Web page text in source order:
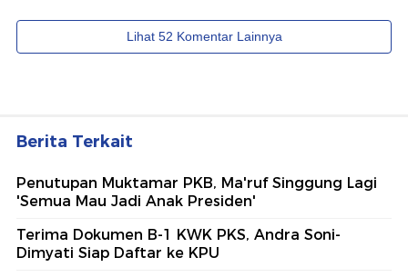
Berita Terkait
Penutupan Muktamar PKB, Ma'ruf Singgung Lagi
'Semua Mau Jadi Anak Presiden'
Terima Dokumen B-1 KWK PKS, Andra Soni-
Dimyati Siap Daftar ke KPU